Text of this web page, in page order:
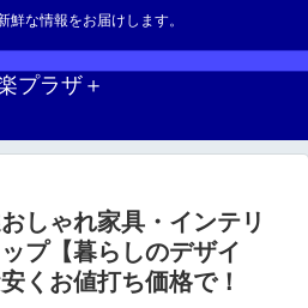
鮮な情報をお届けします。
プラザ＋
しゃれ家具・インテリ
プ【暮らしのデザイ
くお値打ち価格で！